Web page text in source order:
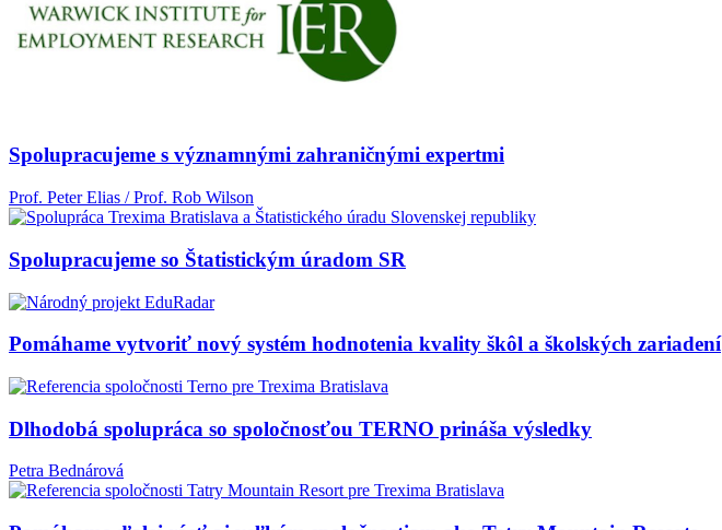
Spolupracujeme s významnými zahraničnými expertmi
Prof. Peter Elias / Prof. Rob Wilson
Spolupracujeme so Štatistickým úradom SR
Pomáhame vytvoriť nový systém hodnotenia kvality škôl a školských zariadení
Dlhodobá spolupráca so spoločnosťou TERNO prináša výsledky
Petra Bednárová